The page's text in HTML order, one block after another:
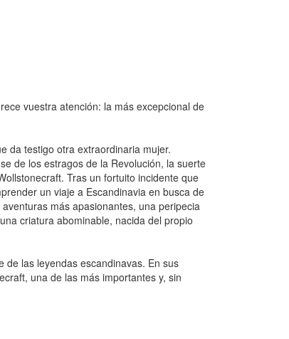
vuestra atención: la más excepcional de
da testigo otra extraordinaria mujer.
de los estragos de la Revolución, la suerte
Tras un fortuito incidente que
un viaje a Escandinavia en busca de
más apasionantes, una peripecia
criatura abominable, nacida del propio
las leyendas escandinavas. En sus
una de las más importantes y, sin